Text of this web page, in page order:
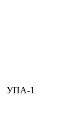
УПА-1